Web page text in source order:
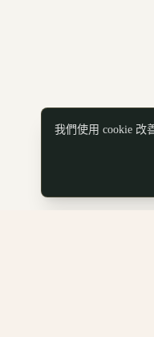
我們使用 cookie 改